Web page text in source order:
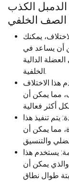
الدمبل الكذب
يمكنك
أن يساعد في
الدالية
الخلفية.
هذا الاختلاف
مما يمكن أن
يتم تنفيذ هذا
مما يمكن أن
يستخدم هذا
يمكن أن
طوال نطاق